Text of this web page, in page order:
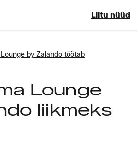
Liitu nüüd
Lounge by Zalando töötab
Lounge
liikmeks